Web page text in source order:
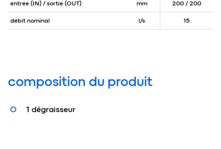
entrée (IN) / sortie (OUT) mm 200 / 200
débit nominal l/s 15
composition du produit
1 dégraisseur